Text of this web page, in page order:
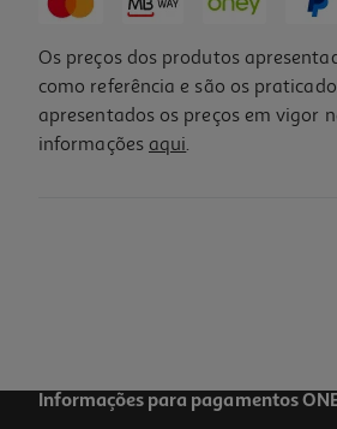
Os preços dos produtos
como referência e são os
apresentados os preços em vigor
informações aqui.
Informações para pagamentos